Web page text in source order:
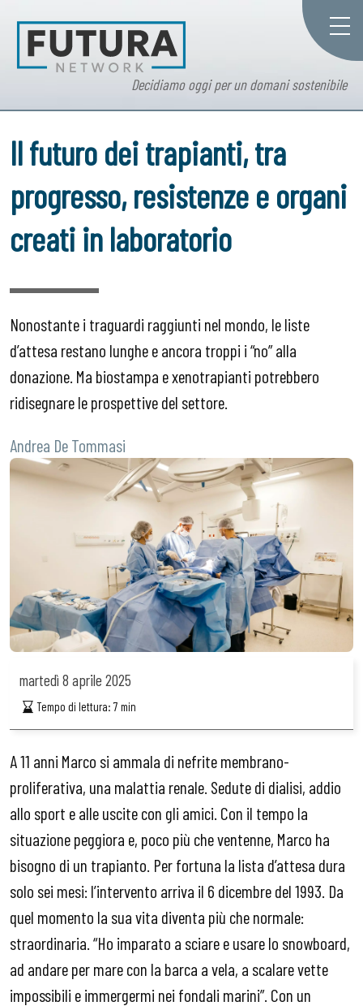
Decidiamo oggi per un domani sostenibile
Il futuro dei trapianti, tra
progresso, resistenze e organi
creati in laboratorio
Nonostante i traguardi raggiunti nel mondo, le liste
d’attesa restano lunghe e ancora troppi i “no” alla
donazione. Ma biostampa e xenotrapianti potrebbero
ridisegnare le prospettive del settore.
Andrea De Tommasi
martedì 8 aprile 2025
Tempo di lettura:7 min
A 11 anni Marco si ammala di nefrite membrano-
proliferativa, una malattia renale. Sedute di dialisi, addio
allo sport e alle uscite con gli amici. Con il tempo la
situazione peggiora e, poco più che ventenne, Marco ha
bisogno di un trapianto. Per fortuna la lista d’attesa dura
solo sei mesi: l’intervento arriva il 6 dicembre del 1993. Da
quel momento la sua vita diventa più che normale:
straordinaria. “Ho imparato a sciare e usare lo snowboard,
ad andare per mare con la barca a vela, a scalare vette
impossibili e immergermi nei fondali marini”. Con un